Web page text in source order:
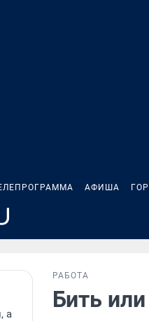
АФИША
а
РАБОТА
Бить